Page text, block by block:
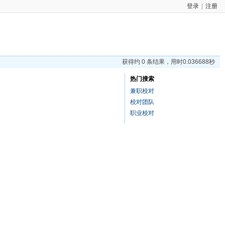
登录 注册
获得约 0 条结果，用时0.036688秒
热门搜索
兼职校对
校对团队
职业校对